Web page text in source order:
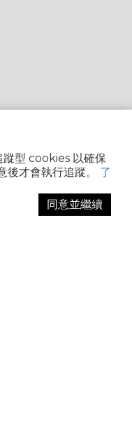
型 cookies 以確保
後才會執行追蹤。 了
同意並繼續